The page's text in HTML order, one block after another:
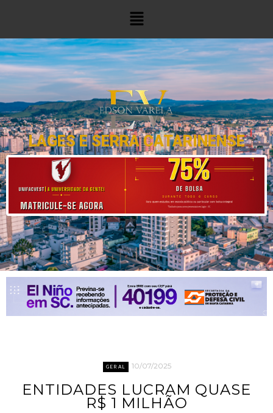
LAGES E SERRA CATARINENSE
GERAL 10/07/2025
ENTIDADES LUCRAM QUASE
R$ 1 MILHÃO